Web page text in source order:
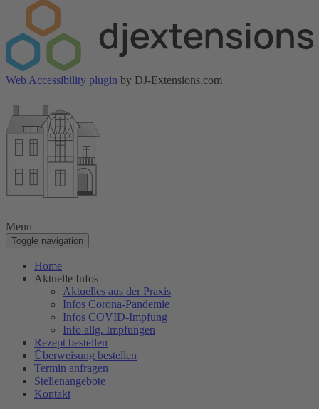
Web Accessibility plugin by DJ-Extensions.com
Menu
Toggle navigation
Home
Aktuelle Infos
Aktuelles aus der Praxis
Infos Corona-Pandemie
Infos COVID-Impfung
Info allg. Impfungen
Rezept bestellen
Überweisung bestellen
Termin anfragen
Stellenangebote
Kontakt